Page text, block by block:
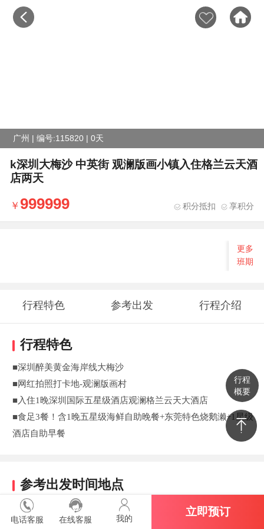
行程
概要
电话客服 在线客服 我的
立即预订
广州 | 编号:115820 | 0天
k深圳大梅沙 中英街 观澜版画小镇入住格兰云天酒
店两天
999999 积分抵扣 享积分
更多
班期
行程特色 参考出发 行程介绍
行程特色
■深圳醉美黄金海岸线大梅沙
■网红拍照打卡地-观澜版画村
■入住1晚深圳国际五星级酒店观澜格兰云天大酒店
■食足3餐！含1晚五星级海鲜自助晚餐+东莞特色烧鹅濑+1星级
酒店自助早餐
参考出发时间地点
08:00 越秀公园C出口（如路段交通管辖，导游通知为准）